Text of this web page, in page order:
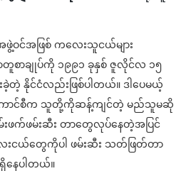
ဖွဲ့ဝင်အဖြစ် ကလေးသူငယ်များ
စာချုပ်ကို ၁၉၉၁ ခုနှစ် ဇူလိုင်လ ၁၅
တဲ့ နိုင်ငံလည်းဖြစ်ပါတယ်။ ဒါပေမယ့်
ောင်စီက သူတို့ကိုဆန့်ကျင်တဲ့ မည်သူမဆို
က်ဖမ်းဆီး တာတွေလုပ်နေတဲ့အပြင်
ငယ်တွေကိုပါ ဖမ်းဆီး သတ်ဖြတ်တာ
ေပါတယ်။